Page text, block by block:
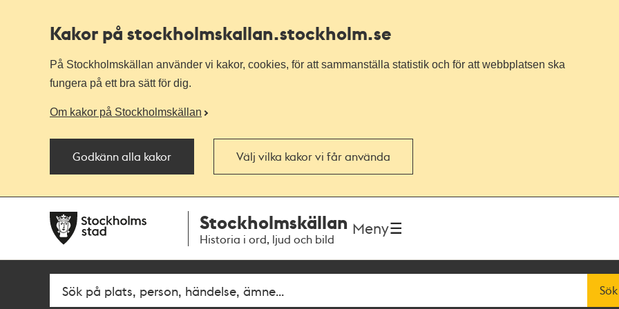
Kakor på stockholmskallan.stockholm.se
På Stockholmskällan använder vi kakor, cookies, för att sammanställa statistik och för att webbplatsen ska
fungera på ett bra sätt för dig.
Om kakor på Stockholmskällan
Godkänn alla kakor Välj vilka kakor vi får använda
navigationen
huvudinnehållet
Stockholmskällan
Historia i ord, ljud och bild
Meny
Fritextsök Sök